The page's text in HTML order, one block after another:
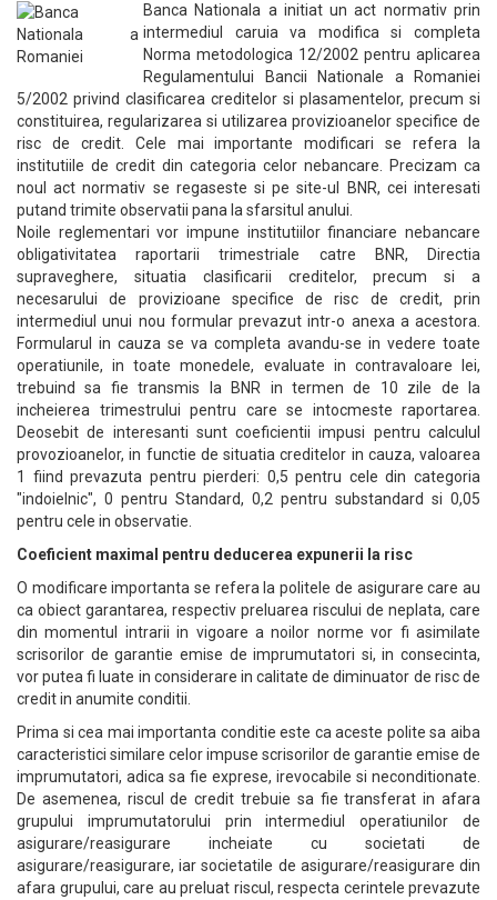
Banca Nationala a initiat un act normativ prin
intermediul caruia va modifica si completa
Norma metodologica 12/2002 pentru aplicarea
Regulamentului Bancii Nationale a Romaniei
5/2002 privind clasificarea creditelor si plasamentelor, precum si
constituirea, regularizarea si utilizarea provizioanelor specifice de
risc de credit. Cele mai importante modificari se refera la
institutiile de credit din categoria celor nebancare. Precizam ca
noul act normativ se regaseste si pe site-ul BNR, cei interesati
putand trimite observatii pana la sfarsitul anului.
Noile reglementari vor impune institutiilor financiare nebancare
obligativitatea raportarii trimestriale catre BNR, Directia
supraveghere, situatia clasificarii creditelor, precum si a
necesarului de provizioane specifice de risc de credit, prin
intermediul unui nou formular prevazut intr-o anexa a acestora.
Formularul in cauza se va completa avandu-se in vedere toate
operatiunile, in toate monedele, evaluate in contravaloare lei,
trebuind sa fie transmis la BNR in termen de 10 zile de la
incheierea trimestrului pentru care se intocmeste raportarea.
Deosebit de interesanti sunt coeficientii impusi pentru calculul
provozioanelor, in functie de situatia creditelor in cauza, valoarea
1 fiind prevazuta pentru pierderi: 0,5 pentru cele din categoria
"indoielnic", 0 pentru Standard, 0,2 pentru substandard si 0,05
pentru cele in observatie.
Coeficient maximal pentru deducerea expunerii la risc
O modificare importanta se refera la politele de asigurare care au
ca obiect garantarea, respectiv preluarea riscului de neplata, care
din momentul intrarii in vigoare a noilor norme vor fi asimilate
scrisorilor de garantie emise de imprumutatori si, in consecinta,
vor putea fi luate in considerare in calitate de diminuator de risc de
credit in anumite conditii.
Prima si cea mai importanta conditie este ca aceste polite sa aiba
caracteristici similare celor impuse scrisorilor de garantie emise de
imprumutatori, adica sa fie exprese, irevocabile si neconditionate.
De asemenea, riscul de credit trebuie sa fie transferat in afara
grupului imprumutatorului prin intermediul operatiunilor de
asigurare/reasigurare incheiate cu societati de
asigurare/reasigurare, iar societatile de asigurare/reasigurare din
afara grupului, care au preluat riscul, respecta cerintele prevazute